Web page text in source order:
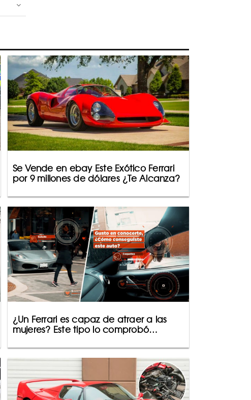
Se Vende en ebay Este Exótico Ferrari
por 9 millones de dólares ¿Te Alcanza?
¿Un Ferrari es capaz de atraer a las
mujeres? Este tipo lo comprobó…